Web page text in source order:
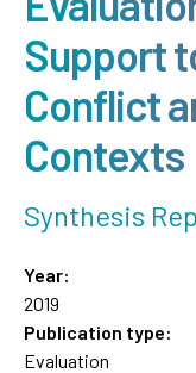
Support
Conflict
Contexts
Synthesis
Year:
2019
Publication type:
Evaluation